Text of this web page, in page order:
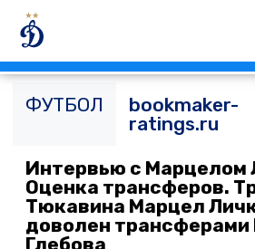
ФУТБОЛ
bookmaker-
ratings.ru
Интервью с Марцелом
Оценка трансферов.
Тюкавина Марцел
доволен трансферами
Глебова